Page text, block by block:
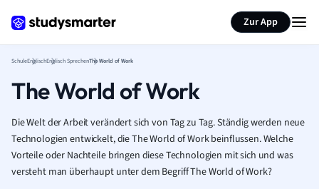
Zur App
SchuleEnglischEnglisch SprechenThe World of Work
The World of Work
Die Welt der Arbeit verändert sich von Tag zu Tag. Ständig werden neue
Technologien entwickelt, die The World of Work beinflussen. Welche
Vorteile oder Nachteile bringen diese Technologien mit sich und was
versteht man überhaupt unter dem Begriff The World of Work?
Seite zusammenfassen